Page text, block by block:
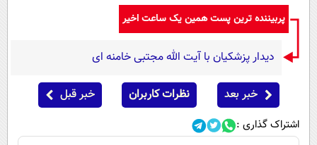
سرگرمی
فناوری
گوناگون
حوادث
محیط زیست
سلامت
پیامک
آشپزی
دانلود
پربیننده ترین پست همین یک ساعت اخیر
دیدار پزشکیان با آیت الله مجتبی خامنه ای
خبر بعد نظرات کاربران خبر قبل
اشتراک گذاری :